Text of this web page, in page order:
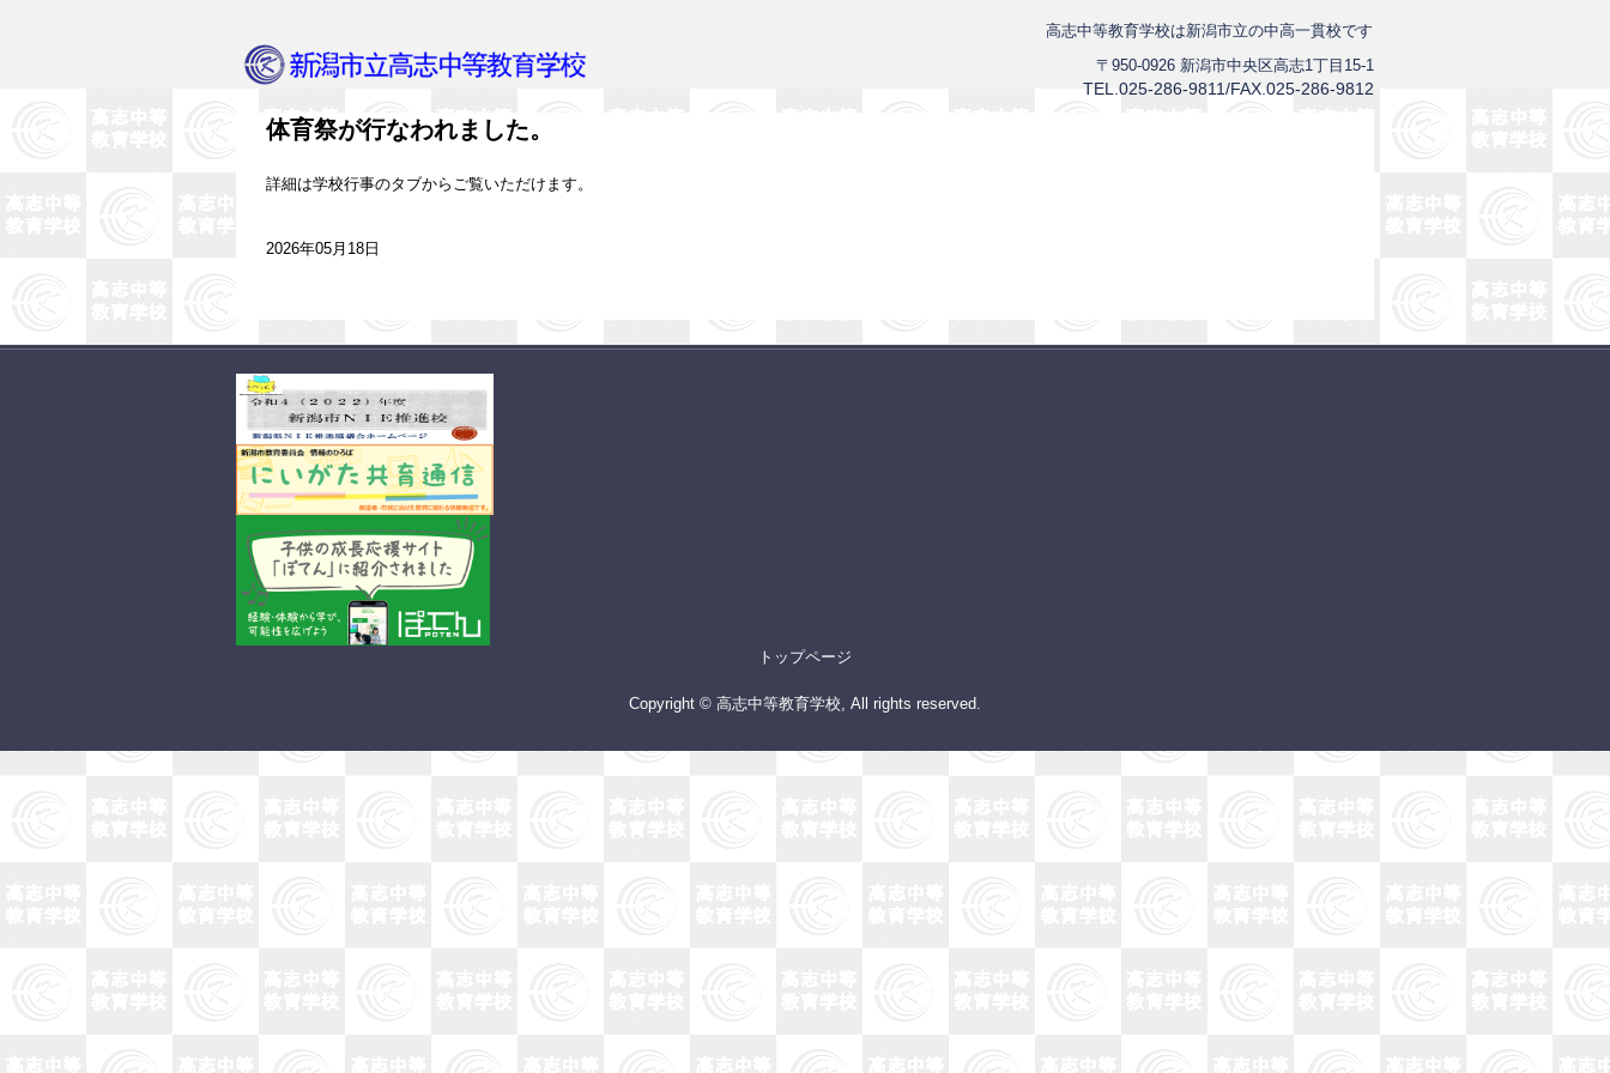
高志中等教育学校は新潟市立の中高一貫校です
〒950-0926 新潟市中央区高志1丁目15-1
TEL.025-286-9811/FAX.025-286-9812
体育祭が行なわれました。
詳細は学校行事のタブからご覧いただけます。
2026年05月18日
トップページ
Copyright © 高志中等教育学校, All rights reserved.